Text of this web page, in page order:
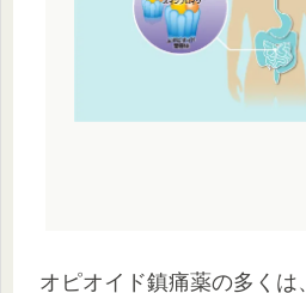
オピオイド鎮痛薬の多くは